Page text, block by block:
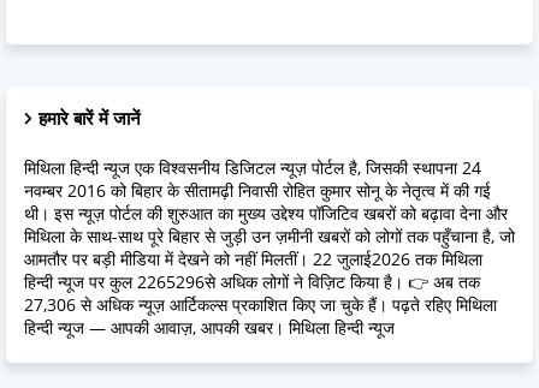
हमारे बारें में जानें
मिथिला हिन्दी न्यूज एक विश्वसनीय डिजिटल न्यूज़ पोर्टल है, जिसकी स्थापना 24
नवम्बर 2016 को बिहार के सीतामढ़ी निवासी रोहित कुमार सोनू के नेतृत्व में की गई
थी। इस न्यूज़ पोर्टल की शुरुआत का मुख्य उद्देश्य पॉजिटिव खबरों को बढ़ावा देना और
मिथिला के साथ-साथ पूरे बिहार से जुड़ी उन ज़मीनी खबरों को लोगों तक पहुँचाना है, जो
आमतौर पर बड़ी मीडिया में देखने को नहीं मिलतीं। 22 जुलाई2026 तक मिथिला
हिन्दी न्यूज पर कुल 2265296से अधिक लोगों ने विज़िट किया है। 👉 अब तक
27,306 से अधिक न्यूज़ आर्टिकल्स प्रकाशित किए जा चुके हैं। पढ़ते रहिए मिथिला
हिन्दी न्यूज — आपकी आवाज़, आपकी खबर। मिथिला हिन्दी न्यूज